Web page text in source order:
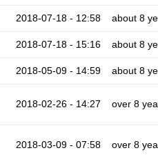
2018-07-18 - 12:58 about 8
2018-07-18 - 15:16 about 8
2018-05-09 - 14:59 about 8
2018-02-26 - 14:27 over 8
2018-03-09 - 07:58 over 8